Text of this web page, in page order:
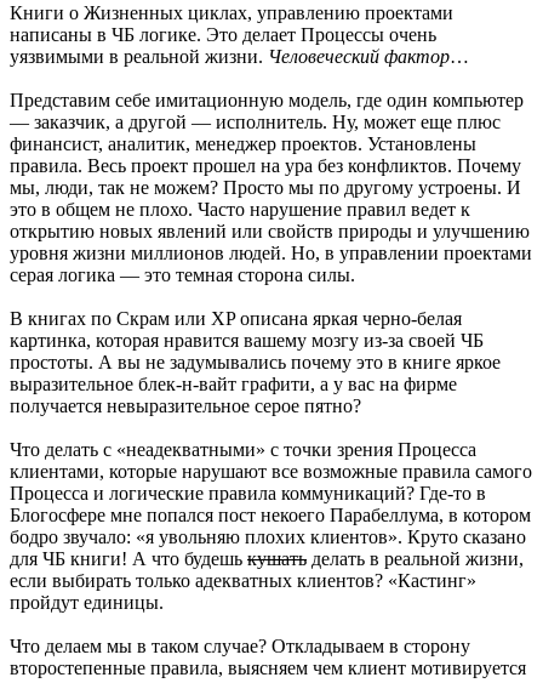
Книги о Жизненных циклах, управлению проектами
написаны в ЧБ логике. Это делает Процессы очень
уязвимыми в реальной жизни. Человеческий фактор…
Представим себе имитационную модель, где один компьютер
— заказчик, а другой — исполнитель. Ну, может еще плюс
финансист, аналитик, менеджер проектов. Установлены
правила. Весь проект прошел на ура без конфликтов. Почему
мы, люди, так не можем? Просто мы по другому устроены. И
это в общем не плохо. Часто нарушение правил ведет к
открытию новых явлений или свойств природы и улучшению
уровня жизни миллионов людей. Но, в управлении проектами
серая логика — это темная сторона силы.
В книгах по Скрам или XP описана яркая черно-белая
картинка, которая нравится вашему мозгу из-за своей ЧБ
простоты. А вы не задумывались почему это в книге яркое
выразительное блек-н-вайт графити, а у вас на фирме
получается невыразительное серое пятно?
Что делать с «неадекватными» с точки зрения Процесса
клиентами, которые нарушают все возможные правила самого
Процесса и логические правила коммуникаций? Где-то в
Блогосфере мне попался пост некоего Парабеллума, в котором
бодро звучало: «я увольняю плохих клиентов». Круто сказано
для ЧБ книги! А что будешь кушать делать в реальной жизни,
если выбирать только адекватных клиентов? «Кастинг»
пройдут единицы.
Что делаем мы в таком случае? Откладываем в сторону
второстепенные правила, выясняем чем клиент мотивируется